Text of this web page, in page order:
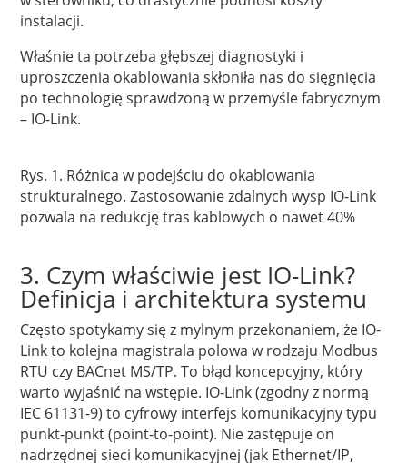
instalacji.
Właśnie ta potrzeba głębszej diagnostyki i
uproszczenia okablowania skłoniła nas do sięgnięcia
po technologię sprawdzoną w przemyśle fabrycznym
– IO-Link.
Rys. 1. Różnica w podejściu do okablowania
strukturalnego. Zastosowanie zdalnych wysp IO-Link
pozwala na redukcję tras kablowych o nawet 40%
3. Czym właściwie jest IO-Link?
Definicja i architektura systemu
Często spotykamy się z mylnym przekonaniem, że IO-
Link to kolejna magistrala polowa w rodzaju Modbus
RTU czy BACnet MS/TP. To błąd koncepcyjny, który
warto wyjaśnić na wstępie. IO-Link (zgodny z normą
IEC 61131-9) to cyfrowy interfejs komunikacyjny typu
punkt-punkt (point-to-point). Nie zastępuje on
nadrzędnej sieci komunikacyjnej (jak Ethernet/IP,